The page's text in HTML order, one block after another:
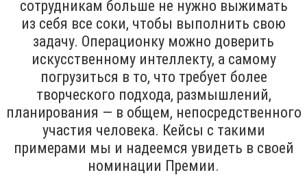
сотрудникам больше не нужно выжимать
из себя все соки, чтобы выполнить свою
задачу. Операционку можно доверить
искусственному интеллекту, а самому
погрузиться в то, что требует более
творческого подхода, размышлений,
планирования — в общем, непосредственного
участия человека. Кейсы с такими
примерами мы и надеемся увидеть в своей
номинации Премии.